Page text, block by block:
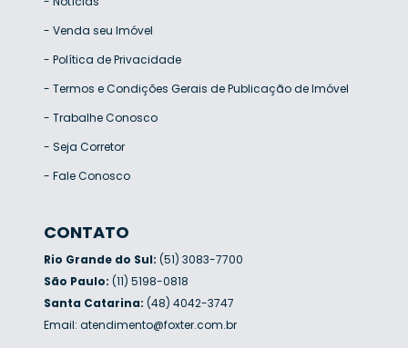
- Venda seu Imóvel
- Política de Privacidade
- Termos e Condições Gerais de Publicação de Imóvel
- Trabalhe Conosco
- Seja Corretor
- Fale Conosco
CONTATO
Rio Grande do Sul: (51) 3083-7700
São Paulo: (11) 5198-0818
Santa Catarina: (48) 4042-3747
Email: atendimento@foxter.com.br